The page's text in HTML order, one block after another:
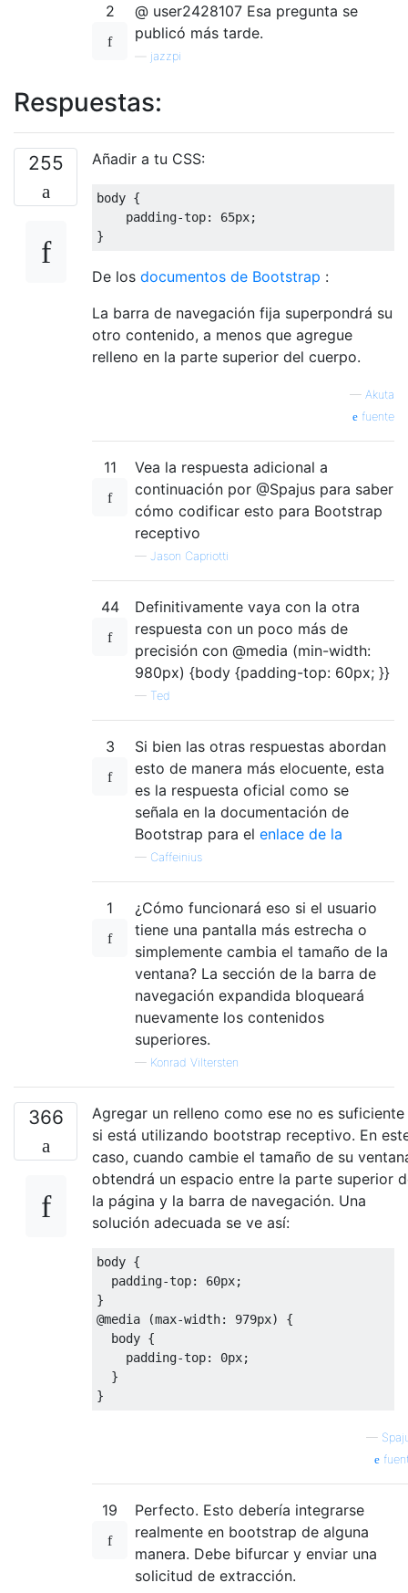
2
@ user2428107 Esa pregunta se
publicó más tarde.
jazzpi
Respuestas:
255 Añadir a tu CSS:
body {
    padding
-top: 65px;
}
De los documentos de Bootstrap :
La barra de navegación fija superpondrá su
otro contenido, a menos que agregue
relleno en la parte superior del cuerpo.
— Akuta
fuente
11
Vea la respuesta adicional a
continuación por @Spajus para saber
cómo codificar esto para Bootstrap
receptivo
— Jason Capriotti
44
Definitivamente vaya con la otra
respuesta con un poco más de
precisión con @media (min-width:
980px) {body {padding-top: 60px; }}
— Ted
3
Si bien las otras respuestas abordan
esto de manera más elocuente, esta
es la respuesta oficial como se
señala en la documentación de
Bootstrap para el enlace de la
— Caffeinius
1
¿Cómo funcionará eso si el usuario
tiene una pantalla más estrecha o
simplemente cambia el tamaño de la
ventana? La sección de la barra de
navegación expandida bloqueará
nuevamente los contenidos
superiores.
— Konrad Viltersten
366
Agregar un relleno como ese no es suficiente
si está utilizando bootstrap receptivo. En
caso, cuando cambie el tamaño de su
obtendrá un espacio entre la parte superior
la página y la barra de navegación. Una
solución adecuada se ve así:
body {
padding-top: 60px;
}
@media
(max-width: 979px)
{
  body
{
padding-top: 0px;
}
}
—
19
Perfecto. Esto debería integrarse
realmente en bootstrap de alguna
manera. Debe bifurcar y enviar una
solicitud de extracción.